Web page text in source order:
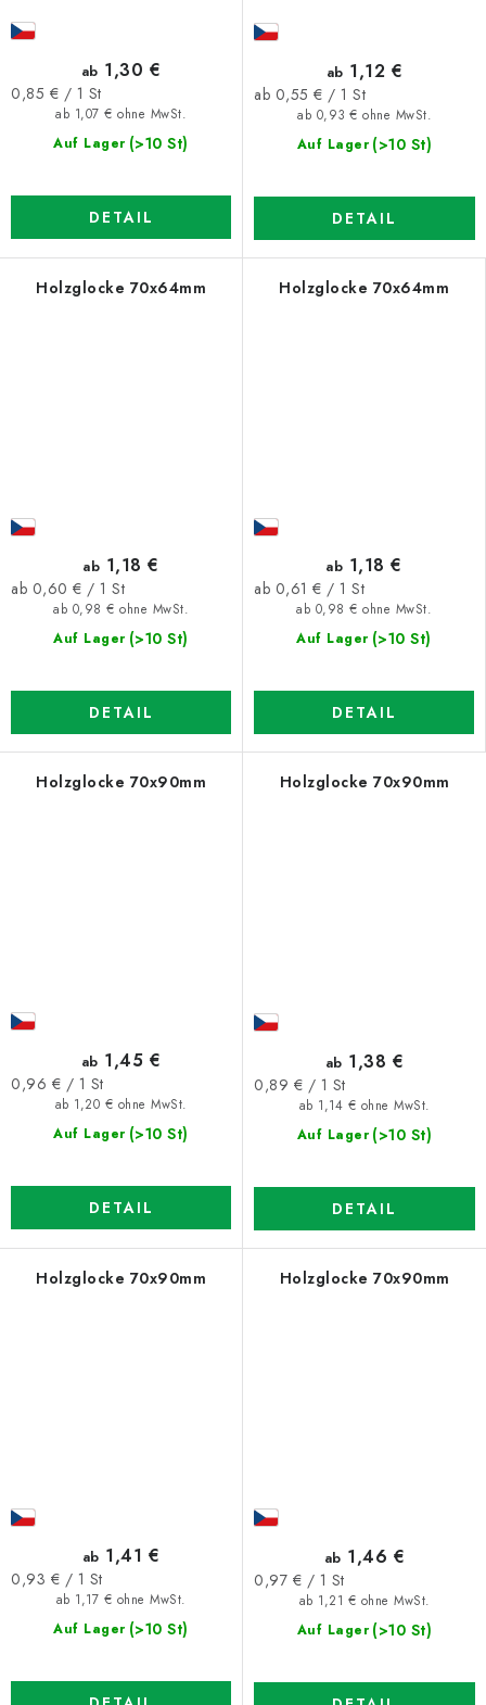
Auf Lager (>10 St)
ab 1,07 € ohne MwSt.
ab 1,30 €
Verkaufspreis:
0,85 € / 1 St
DETAIL
Auf Lager (>10 St)
ab 0,93 € ohne MwSt.
ab 1,12 €
Verkaufspreis:
ab 0,55 € / 1 St
DETAIL
Holzglocke 70x64mm
Auf Lager (>10 St)
ab 0,98 € ohne MwSt.
ab 1,18 €
Verkaufspreis:
ab 0,60 € / 1 St
DETAIL
Holzglocke 70x64mm
Auf Lager (>10 St)
ab 0,98 € ohne MwSt.
ab 1,18 €
Verkaufspreis:
ab 0,61 € / 1 St
DETAIL
Holzglocke 70x90mm
Auf Lager (>10 St)
ab 1,20 € ohne MwSt.
ab 1,45 €
Verkaufspreis:
0,96 € / 1 St
DETAIL
Holzglocke 70x90mm
Auf Lager (>10 St)
ab 1,14 € ohne MwSt.
ab 1,38 €
Verkaufspreis:
0,89 € / 1 St
DETAIL
Holzglocke 70x90mm
Auf Lager (>10 St)
ab 1,17 € ohne MwSt.
ab 1,41 €
Verkaufspreis:
0,93 € / 1 St
Holzglocke 70x90mm
Auf Lager (>10 St)
ab 1,21 € ohne MwSt.
ab 1,46 €
Verkaufspreis:
0,97 € / 1 St